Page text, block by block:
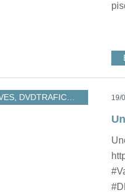
, DVDTRAFIC,SF 19/